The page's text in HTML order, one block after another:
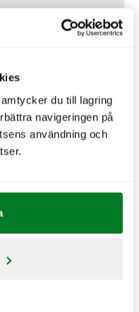
du till lagring
navigeringen på
användning och